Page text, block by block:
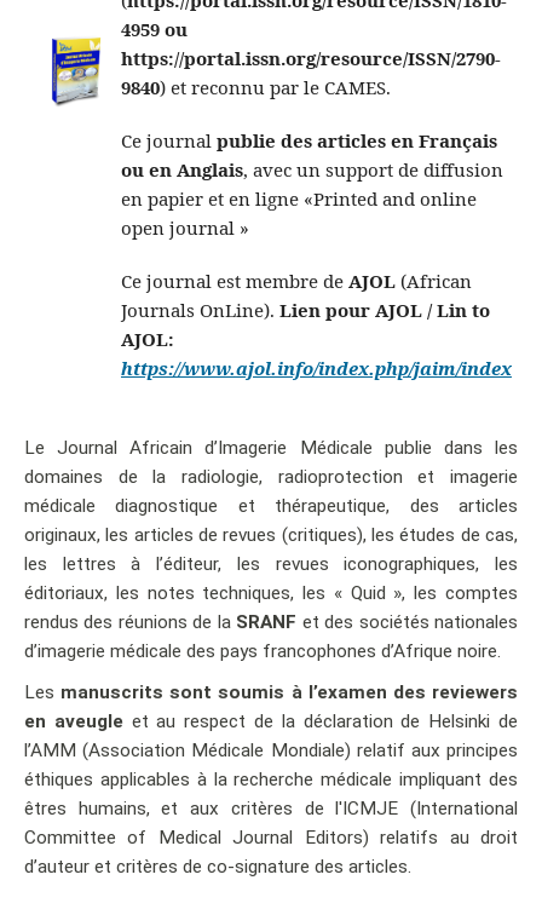
4959 ou
https://portal.issn.org/resource/ISSN/2790-
9840) et reconnu par le CAMES.
Ce journal publie des articles en Français
ou en Anglais, avec un support de diffusion
en papier et en ligne «Printed and online
open journal »
Ce journal est membre de AJOL(African
Journals OnLine). Lien pour AJOL / Lin to
AJOL:
https://www.ajol.info/index.php/jaim/index
Le Journal Africain d’Imagerie Médicale publie dans les
domaines de la radiologie, radioprotection et imagerie
médicale diagnostique et thérapeutique, des articles
originaux, les articles de revues (critiques), les études de cas,
les lettres à l’éditeur, les revues iconographiques, les
éditoriaux, les notes techniques, les « Quid », les comptes
rendus des réunions de la SRANF et des sociétés nationales
d’imagerie médicale des pays francophones d’Afrique noire.
Les manuscrits sont soumis à l’examen des reviewers
en aveugleet au respect de la déclaration de Helsinki de
l’AMM (Association Médicale Mondiale) relatif aux principes
éthiques applicables à la recherche médicale impliquant des
êtres humains, et aux critères de l'ICMJE (International
Committee of Medical Journal Editors) relatifs au droit
d’auteur et critères de co-signature des articles.